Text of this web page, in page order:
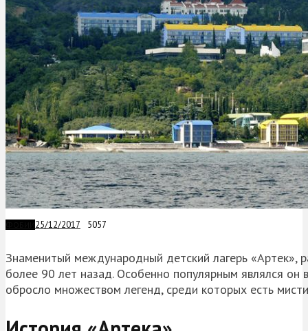
25/12/2017 5057
Знаменитый международный детский лагерь «Артек»,
более 90 лет назад. Особенно популярным являлся он
обросло множеством легенд, среди которых есть